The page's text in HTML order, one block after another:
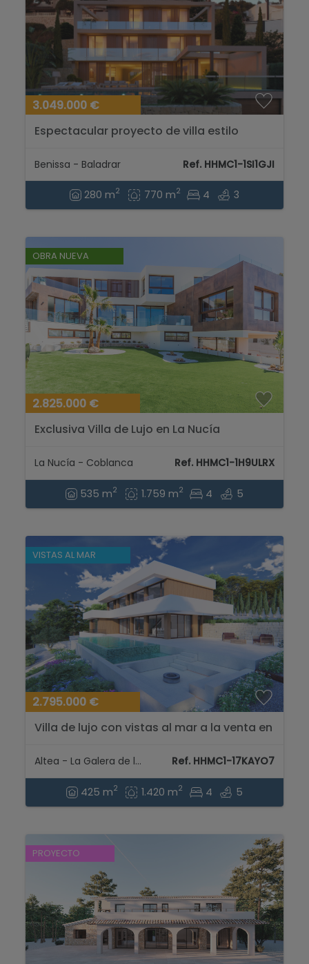
3.049.000 €
Espectacular proyecto de villa estilo
Benissa...
Benissa - Baladrar Ref. HHMC1-1SI1GJI
280 m2 770 m2 4 3
OBRA NUEVA
2.825.000 €
Exclusiva Villa de Lujo en La Nucía
La Nucía - Coblanca Ref. HHMC1-1H9ULRX
535 m2 1.759 m2 4 5
VISTAS AL MAR
2.795.000 €
Villa de lujo con vistas al mar a la venta en
Altea...
Altea - La Galera de las Palmeras Ref. HHMC1-17KAYO7
425 m2 1.420 m2 4 5
PROYECTO